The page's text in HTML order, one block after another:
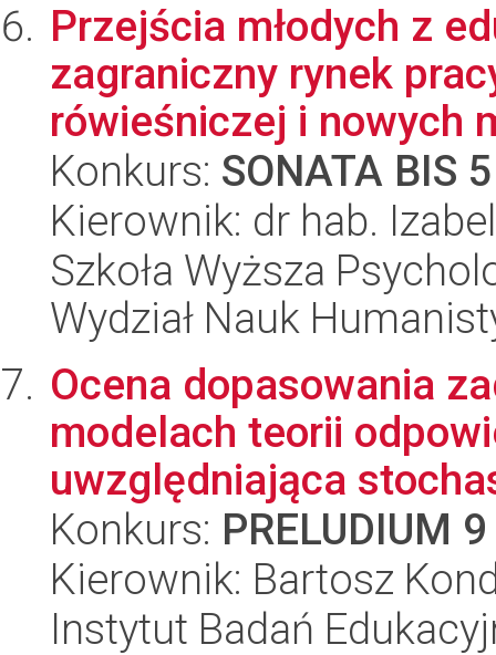
Przejścia młodych z
zagraniczny rynek
rówieśniczej i nowych
Konkurs: SONATA BIS 5
Kierownik: dr hab.
Szkoła Wyższa
Wydział Nauk
Ocena dopasowania
modelach teorii
uwzględniająca
Konkurs: PRELUDIUM 9
Kierownik: Bartosz
Instytut Badań